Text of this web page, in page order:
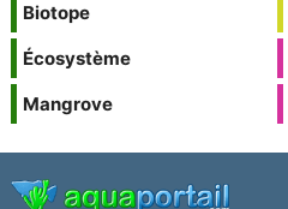
Biotope
Écosystème
Mangrove